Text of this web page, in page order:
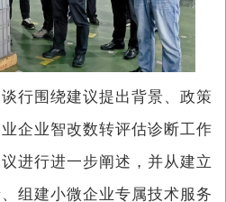
围绕建议提出背景、政策
企业智改数转评估诊断工作
进行进一步阐述，并从建立
组建小微企业专属技术服务